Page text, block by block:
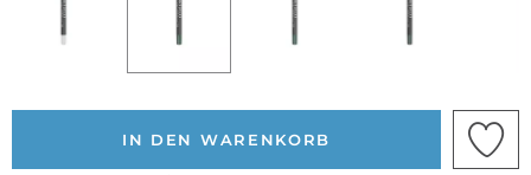
IN DEN WARENKORB